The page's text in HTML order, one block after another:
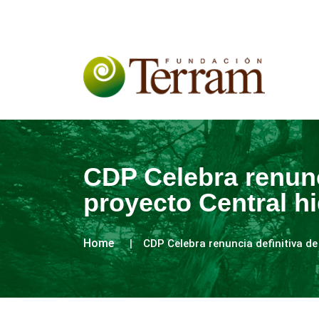
CDP Celebra
proyecto Central
Home CDP Celebra renuncia definitiva